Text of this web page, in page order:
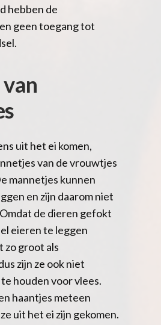
hebben de
geen toegang tot
uit het ei komen,
van de vrouwtjes
mannetjes kunnen
en zijn daarom niet
de dieren gefokt
eieren te leggen
zo groot als
zijn ze ook niet
houden voor vlees.
haantjes meteen
uit het ei zijn gekomen.